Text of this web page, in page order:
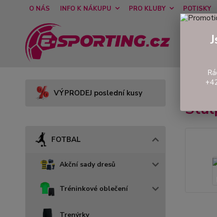
O NÁS INFO K NÁKUPU PRO KLUBY POTISKY
VÝPRODEJ poslední kusy
FOTBAL
Akční sady dresů
Tréninkové oblečení
Trenýrky